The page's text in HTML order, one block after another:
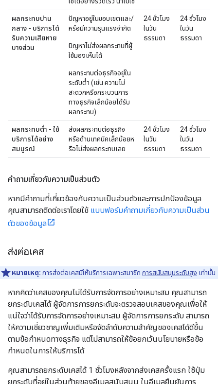
ผลกระทบปาน
กลาง - บริการได้
รับความเสียหาย
บางส่วน
ปัญหาอยู่ในขอบเขตและ/
หรือมีความรุนแรงจำกัด
ปัญหาไม่ส่งผลกระทบที่ผู้
ใช้มองเห็นได้
ผลกระทบต่อธุรกิจอยู่ใน
ระดับต่ำ (เช่น ความไม่
สะดวกหรือกระบวนการ
ทางธุรกิจเล็กน้อยได้รับ
ผลกระทบ)
24 ชั่วโมง
ในวัน
ธรรมดา
24 ชั่วโมง
ในวัน
ธรรมดา
ผลกระทบต่ำ - ใช้
บริการได้อย่าง
สมบูรณ์
ส่งผลกระทบต่อธุรกิจ
หรือด้านเทคนิคเล็กน้อยห
รือไม่ส่งผลกระทบเลย
24 ชั่วโมง
ในวัน
ธรรมดา
24 ชั่วโมง
ในวัน
ธรรมดา
คำถามเกี่ยวกับความเป็นส่วนตัว
หากมีคำถามที่เกี่ยวข้องกับความเป็นส่วนตัวและการปกป้องข้อมูล
คุณสามารถติดต่อเราโดยใช้ แบบฟอร์มคำถามเกี่ยวกับความเป็นส่วน
ตัวของข้อมูล
ส่งต่อเคส
หมายเหตุ: การส่งต่อเคสมีให้บริการเฉพาะสมาชิก การสนับสนุนระดับสูง เท่านั้น
หากคิดว่าเคสของคุณไม่ได้รับการจัดการอย่างเหมาะสม คุณสามารถ
ยกระดับเคสได้ ผู้จัดการการยกระดับจะตรวจสอบเคสของคุณเพื่อให้
แน่ใจว่าได้รับการจัดการอย่างเหมาะสม ผู้จัดการการยกระดับ สามารถ
ให้ความเชี่ยวชาญเพิ่มเติมหรือจัดลำดับความสำคัญของเคสได้ดีขึ้น
ตามข้อกำหนดทางธุรกิจ แต่ไม่สามารถให้ข้อยกเว้นนโยบายหรือข้อ
กำหนดในการให้บริการได้
คุณสามารถยกระดับเคสได้ 1 ชั่วโมงหลังจากส่งเคสครั้งแรก ใช้ปุ่ม
ยกระดับที่อยู่ในส่วนท้ายของอีเมลสนับสนุน ในอีเมลยืนยันการ